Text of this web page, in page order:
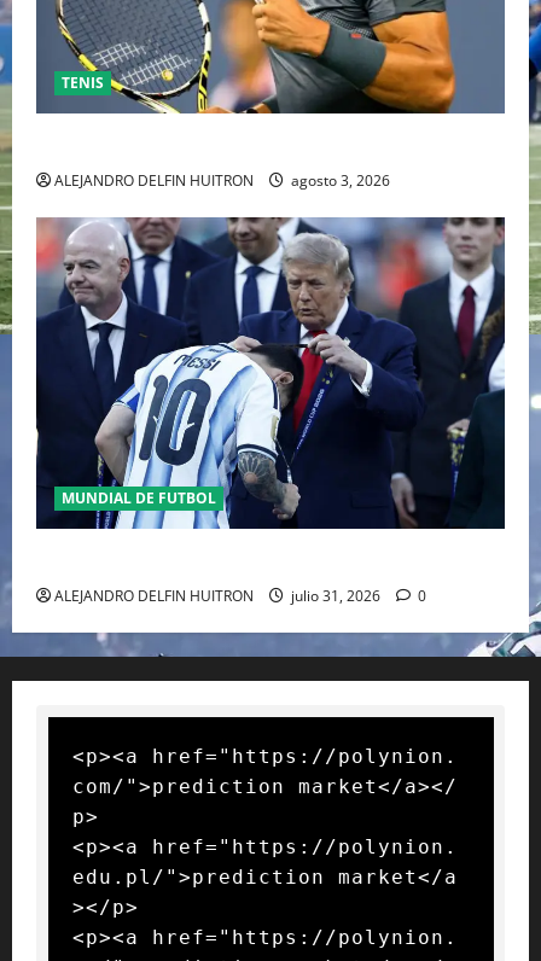
TENIS
ALEJANDRO DELFIN HUITRON agosto 3, 2026
MUNDIAL DE FUTBOL
ALEJANDRO DELFIN HUITRON julio 31, 2026 0
<p><a href="https://polynion.
com/">prediction market</a></
p>
<p><a href="https://polynion.
edu.pl/">prediction market</a
></p>
<p><a href="https://polynion.